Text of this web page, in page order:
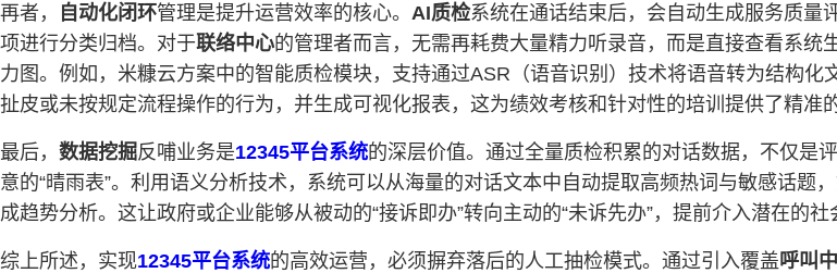
再者， 自动化闭环管理是提升运营效率的核心。 AI质检系统在通话结束后，会自动生成服务质量
项进行分类归档。对于联络中心的管理者而言，无需再耗费大量精力听录音，而是直接查看系统
力图。例如，米糠云方案中的智能质检模块，支持通过ASR（语音识别）技术将语音转为结构化
扯皮或未按规定流程操作的行为，并生成可视化报表，这为绩效考核和针对性的培训提供了精准
最后， 数据挖掘反哺业务是12345平台系统的深层价值。通过全量质检积累的对话数据，不仅是
意的“晴雨表”。利用语义分析技术，系统可以从海量的对话文本中自动提取高频热词与敏感话题，
成趋势分析。这让政府或企业能够从被动的“接诉即办”转向主动的“未诉先办”，提前介入潜在的社
综上所述，实现12345平台系统的高效运营，必须摒弃落后的人工抽检模式。通过引入覆盖呼叫